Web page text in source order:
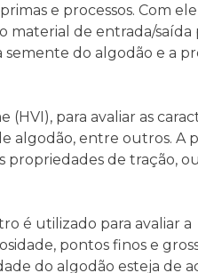
e processos. Com
material de entrada/saída
do algodão e a
para avaliar as
algodão, entre outros. A
de tração,
é utilizado para avaliar a
pontos finos e
do algodão esteja de